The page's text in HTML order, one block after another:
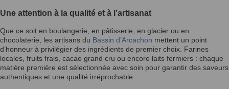
Une attention à la qualité et à l’artisanat
Que ce soit en boulangerie, en pâtisserie, en glacier ou en
chocolaterie, les artisans du Bassin d’Arcachon mettent un point
d’honneur à privilégier des ingrédients de premier choix. Farines
locales, fruits frais, cacao grand cru ou encore laits fermiers : chaque
matière première est sélectionnée avec soin pour garantir des saveurs
authentiques et une qualité irréprochable.